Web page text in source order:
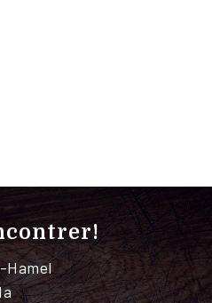
Hamel